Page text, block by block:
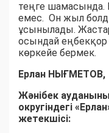
теңге шамасында.
емес. Он жыл
ұсынылады.
осындай
көркейе бермек.
Ерлан НЫҒМЕТОВ,
Жәнібек
округіндегі
жетекшісі: